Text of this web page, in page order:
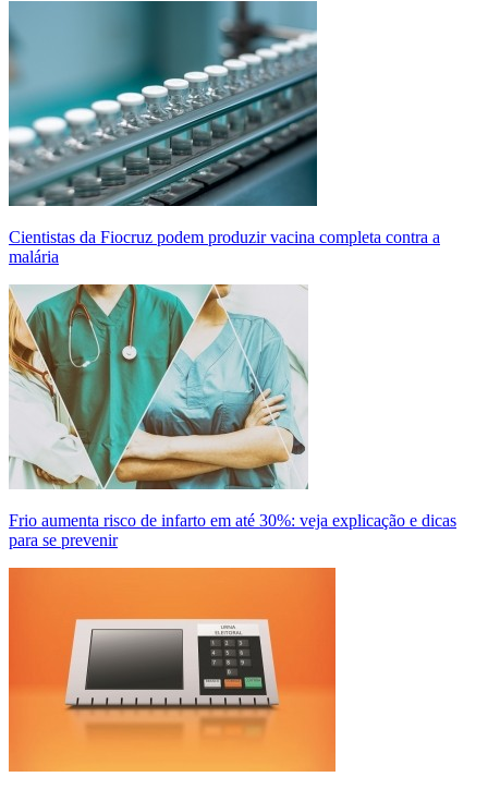
Cientistas da Fiocruz podem produzir vacina completa contra a
malária
Frio aumenta risco de infarto em até 30%: veja explicação e dicas
para se prevenir